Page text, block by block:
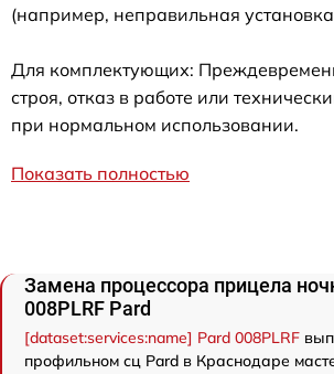
(например, неправильная
Для комплектующих:
строя, отказ в работе или
при нормальном использовании.
Показать полностью
Замена процессора прицела
008PLRF Pard
[dataset:services:name] Pard 008PLRF
профильном сц Pard в Краснодаре